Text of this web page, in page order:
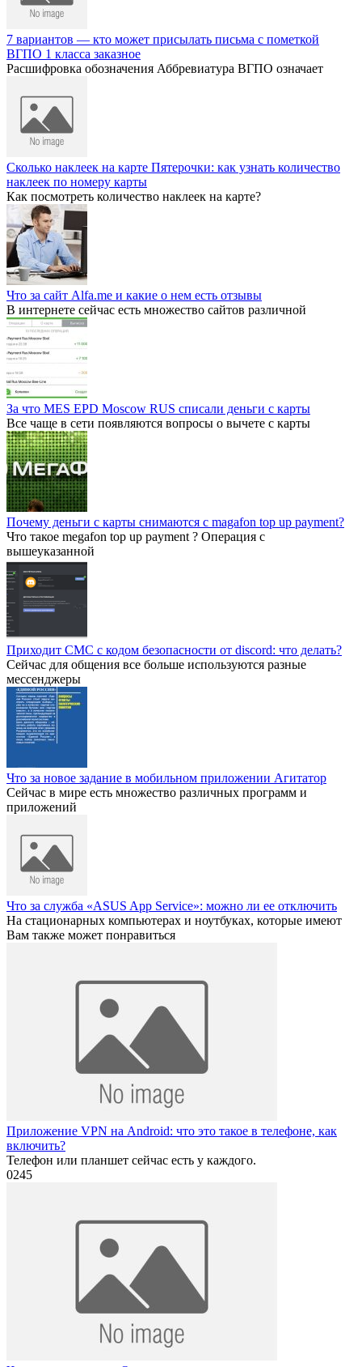
7 вариантов — кто может присылать письма с пометкой
ВГПО 1 класса заказное
Расшифровка обозначения Аббревиатура ВГПО означает
Сколько наклеек на карте Пятерочки: как узнать количество
наклеек по номеру карты
Как посмотреть количество наклеек на карте?
Что за сайт Alfa.me и какие о нем есть отзывы
В интернете сейчас есть множество сайтов различной
За что MES EPD Moscow RUS списали деньги с карты
Все чаще в сети появляются вопросы о вычете с карты
Почему деньги с карты снимаются с magafon top up payment?
Что такое megafon top up payment ? Операция с
вышеуказанной
Приходит СМС с кодом безопасности от discord: что делать?
Сейчас для общения все больше используются разные
мессенджеры
Что за новое задание в мобильном приложении Агитатор
Сейчас в мире есть множество различных программ и
приложений
Что за служба «ASUS App Service»: можно ли ее отключить
На стационарных компьютерах и ноутбуках, которые имеют
Вам также может понравиться
Приложение VPN на Android: что это такое в телефоне, как
включить?
Телефон или планшет сейчас есть у каждого.
0245